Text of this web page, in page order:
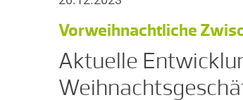
Vorweihnachtliche
Aktuelle